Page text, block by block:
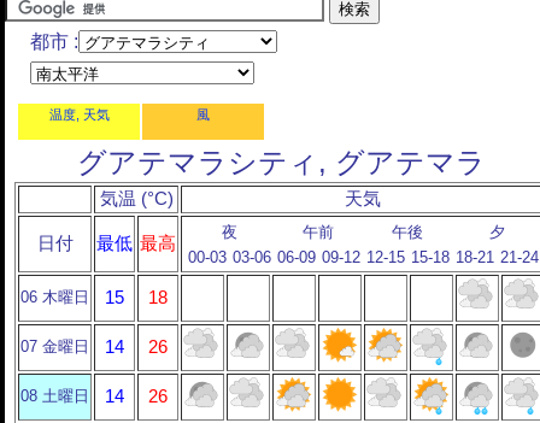
都市 :
温度, 天気 風
グアテマラシティ, グアテマラ
気温 (°C) 天気
日付 最低 最高
夜 午前 午後
夕
00-03 03-06 06-09 09-12 12-15 15-18 18-21 21-24
06 木曜日 15 18
07 金曜日 14 26
08 土曜日 14 26